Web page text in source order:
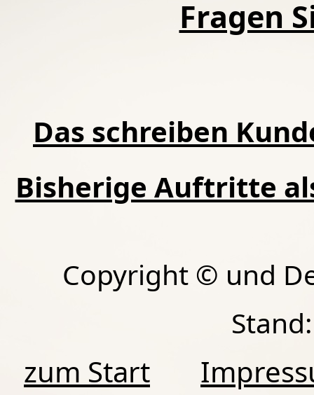
Fragen
Das schreiben
Bisherige Auftritte
Copyright © und
zum Start